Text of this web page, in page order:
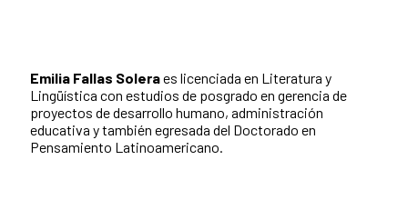
Emilia Fallas Soleraes licenciada en Literatura y
Lingüística con estudios de posgrado en gerencia de
proyectos de desarrollo humano, administración
educativa y también egresada del Doctorado en
Pensamiento Latinoamericano.